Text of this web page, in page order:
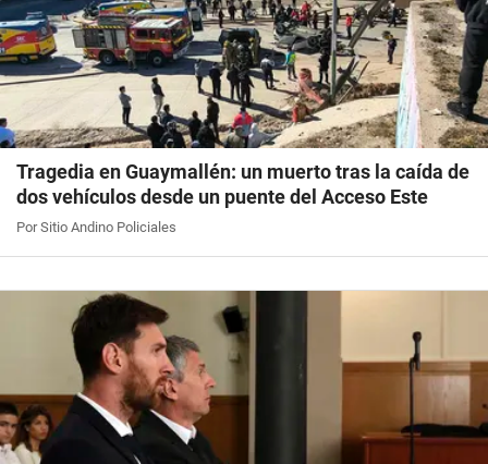
Tragedia en Guaymallén: un muerto tras la caída de
dos vehículos desde un puente del Acceso Este
Por Sitio Andino Policiales